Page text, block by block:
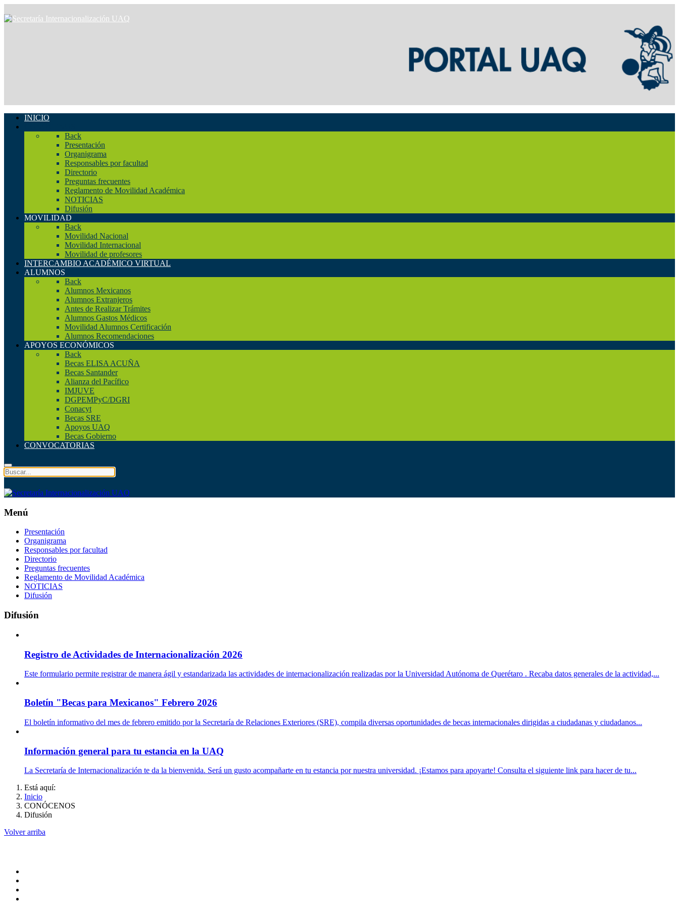
INICIO
Back
Presentación
Organigrama
Responsables por facultad
Directorio
Preguntas frecuentes
Reglamento de Movilidad Académica
NOTICIAS
Difusión
MOVILIDAD
Back
Movilidad Nacional
Movilidad Internacional
Movilidad de profesores
INTERCAMBIO ACADÉMICO VIRTUAL
ALUMNOS
Back
Alumnos Mexicanos
Alumnos Extranjeros
Antes de Realizar Trámites
Alumnos Gastos Médicos
Movilidad Alumnos Certificación
Alumnos Recomendaciones
APOYOS ECONÓMICOS
Back
Becas ELISA ACUÑA
Becas Santander
Alianza del Pacífico
IMJUVE
DGPEMPyC/DGRI
Conacyt
Becas SRE
Apoyos UAQ
Becas Gobierno
CONVOCATORIAS
Menú
Presentación
Organigrama
Responsables por facultad
Directorio
Preguntas frecuentes
Reglamento de Movilidad Académica
NOTICIAS
Difusión
Difusión
Registro de Actividades de Internacionalización 2026
Este formulario permite registrar de manera ágil y estandarizada las actividades de internacionalización realizadas por la Universidad Autónoma de Querétaro . Recaba datos generales de la actividad,...
Boletín "Becas para Mexicanos" Febrero 2026
El boletín informativo del mes de febrero emitido por la Secretaría de Relaciones Exteriores (SRE), compila diversas oportunidades de becas internacionales dirigidas a ciudadanas y ciudadanos...
Información general para tu estancia en la UAQ
La Secretaría de Internacionalización te da la bienvenida. Será un gusto acompañarte en tu estancia por nuestra universidad. ¡Estamos para apoyarte! Consulta el siguiente link para hacer de tu...
Está aquí:
Inicio
CONÓCENOS
Difusión
Volver arriba